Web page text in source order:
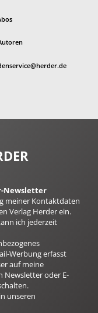
Newsletter
meiner Kontaktdaten
Verlag Herder ein.
ich jederzeit
Werbung erfasst
auf meine
Newsletter oder E-
unseren